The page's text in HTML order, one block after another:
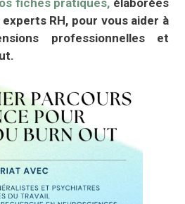
fiches pratiques, élaborées
RH, pour vous aider à
professionnelles et